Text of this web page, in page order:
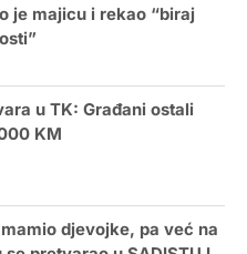
je majicu i rekao “biraj
u TK: Građani ostali
KM
djevojke, pa već na